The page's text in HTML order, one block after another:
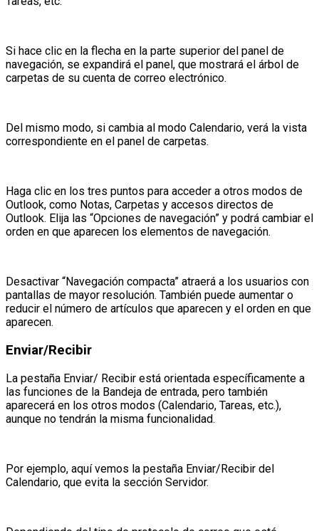
Si hace clic en la flecha en la parte superior del panel de
navegación, se expandirá el panel, que mostrará el árbol de
carpetas de su cuenta de correo electrónico.
Del mismo modo, si cambia al modo Calendario, verá la vista
correspondiente en el panel de carpetas.
Haga clic en los tres puntos para acceder a otros modos de
Outlook, como Notas, Carpetas y accesos directos de
Outlook. Elija las “Opciones de navegación” y podrá cambiar el
orden en que aparecen los elementos de navegación.
Desactivar “Navegación compacta” atraerá a los usuarios con
pantallas de mayor resolución. También puede aumentar o
reducir el número de artículos que aparecen y el orden en que
aparecen.
Enviar/Recibir
La pestaña Enviar/ Recibir está orientada específicamente a
las funciones de la Bandeja de entrada, pero también
aparecerá en los otros modos (Calendario, Tareas, etc.),
aunque no tendrán la misma funcionalidad.
Por ejemplo, aquí vemos la pestaña Enviar/Recibir del
Calendario, que evita la sección Servidor.